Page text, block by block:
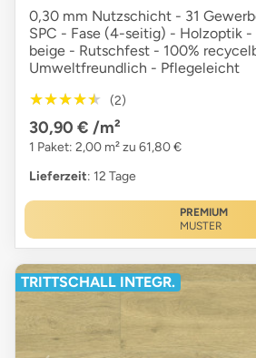
0,30 mm Nutzschicht - 31
SPC - Fase (4-seitig) - Holzoptik -
beige - Rutschfest - 100%
Umweltfreundlich - Pflegeleicht
★★★★★
★★★★★ (2)
30,90 € /m²
1 Paket: 2,00 m² zu 61,80 €
Lieferzeit: 12 Tage
PREMIUM
MUSTER
TRITTSCHALL INTEGR.